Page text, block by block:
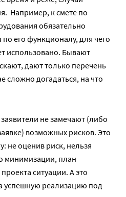
Например, к смете по
обязательно
его функционалу, для чего
использовано. Бывают
дают только перечень
сложно догадаться, на что
не замечают (либо
возможных рисков. Это
не оценив риск, нельзя
минимизации, план
ситуации. А это
успешную реализацию под